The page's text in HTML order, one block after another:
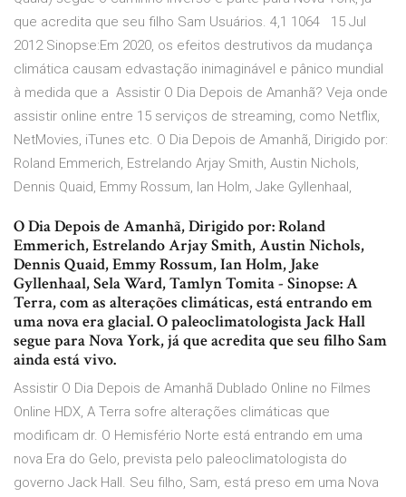
que acredita que seu filho Sam Usuários. 4,1 1064 15 Jul
2012 Sinopse:Em 2020, os efeitos destrutivos da mudança
climática causam edvastação inimaginável e pânico mundial
à medida que a Assistir O Dia Depois de Amanhã? Veja onde
assistir online entre 15 serviços de streaming, como Netflix,
NetMovies, iTunes etc. O Dia Depois de Amanhã, Dirigido por:
Roland Emmerich, Estrelando Arjay Smith, Austin Nichols,
Dennis Quaid, Emmy Rossum, Ian Holm, Jake Gyllenhaal,
O Dia Depois de Amanhã, Dirigido por: Roland
Emmerich, Estrelando Arjay Smith, Austin Nichols,
Dennis Quaid, Emmy Rossum, Ian Holm, Jake
Gyllenhaal, Sela Ward, Tamlyn Tomita - Sinopse: A
Terra, com as alterações climáticas, está entrando em
uma nova era glacial. O paleoclimatologista Jack Hall
segue para Nova York, já que acredita que seu filho Sam
ainda está vivo.
Assistir O Dia Depois de Amanhã Dublado Online no Filmes
Online HDX, A Terra sofre alterações climáticas que
modificam dr. O Hemisfério Norte está entrando em uma
nova Era do Gelo, prevista pelo paleoclimatologista do
governo Jack Hall. Seu filho, Sam, está preso em uma Nova